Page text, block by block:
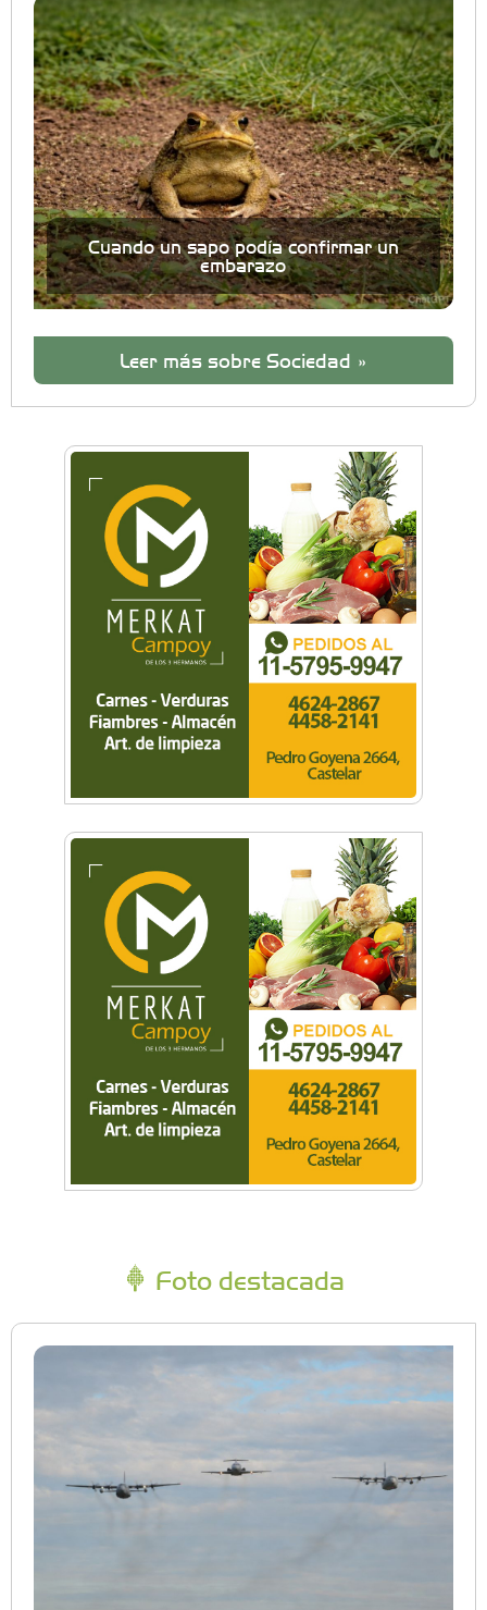
Cuando un sapo podía confirmar un
embarazo
Leer más sobre Sociedad »
Foto destacada